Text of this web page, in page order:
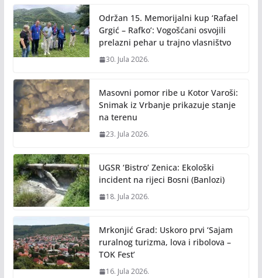
Održan 15. Memorijalni kup ‘Rafael
Grgić – Rafko’: Vogošćani osvojili
prelazni pehar u trajno vlasništvo
30. Jula 2026.
Masovni pomor ribe u Kotor Varoši:
Snimak iz Vrbanje prikazuje stanje
na terenu
23. Jula 2026.
UGSR ‘Bistro’ Zenica: Ekološki
incident na rijeci Bosni (Banlozi)
18. Jula 2026.
Mrkonjić Grad: Uskoro prvi ‘Sajam
ruralnog turizma, lova i ribolova –
TOK Fest’
16. Jula 2026.